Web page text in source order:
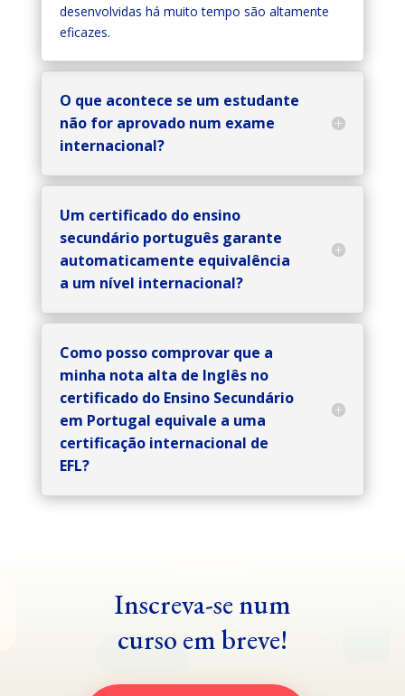
desenvolvidas há muito tempo são altamente
eficazes.
O que acontece se um estudante
não for aprovado num exame
internacional?
Um certificado do ensino
secundário português garante
automaticamente equivalência
a um nível internacional?
Como posso comprovar que a
minha nota alta de Inglês no
certificado do Ensino Secundário
em Portugal equivale a uma
certificação internacional de
EFL?
Inscreva-se num
curso em breve!